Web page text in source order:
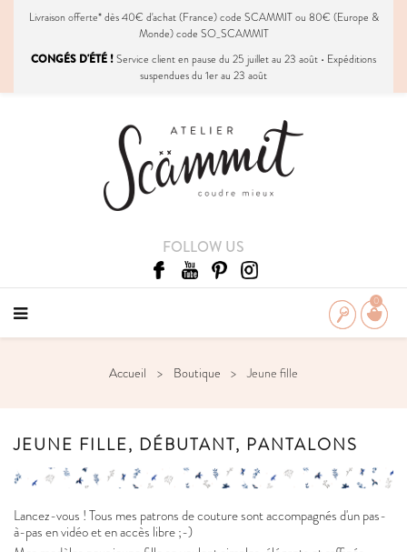
Livraison offerte* dès 40€ d'achat (France) code SCAMMIT ou 80€ (Europe &
Monde) code SO_SCAMMIT
CONGÉS D'ÉTÉ !Service client en pause du 25 juillet au 23 août • Expéditions
suspendues du 1er au 23 août
FOLLOW US
0
Accueil Boutique Jeune fille
JEUNE FILLE, DÉBUTANT, PANTALONS
Lancez-vous ! Tous mes patrons de couture sont accompagnés d'un pas-
à-pas en vidéo et en accès libre ;-)